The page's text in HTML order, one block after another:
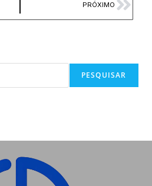
PRÓXIMO
PESQUISAR